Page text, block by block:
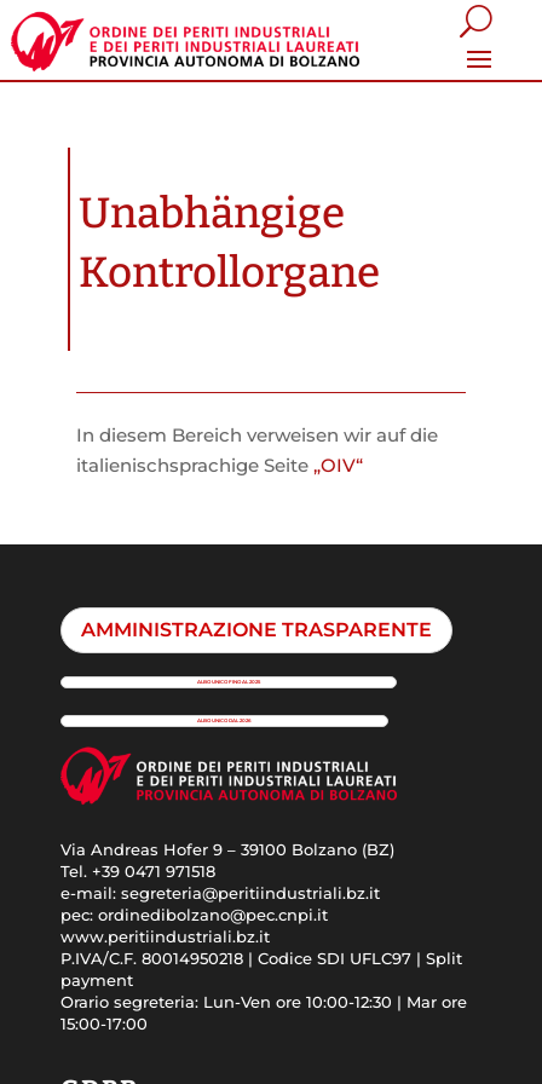
Unabhängige
Kontrollorgane
In diesem Bereich verweisen wir auf die
italienischsprachige Seite „OIV“
AMMINISTRAZIONE TRASPARENTE
ALBO UNICO FINO AL 2025
ALBO UNICO DAL 2026
Via Andreas Hofer 9 – 39100 Bolzano (BZ)
Tel. +39 0471 971518
e-mail: segreteria@peritiindustriali.bz.it
pec: ordinedibolzano@pec.cnpi.it
www.peritiindustriali.bz.it
P.IVA/C.F. 80014950218 | Codice SDI UFLC97 | Split
payment
Orario segreteria: Lun-Ven ore 10:00-12:30 | Mar ore
15:00-17:00